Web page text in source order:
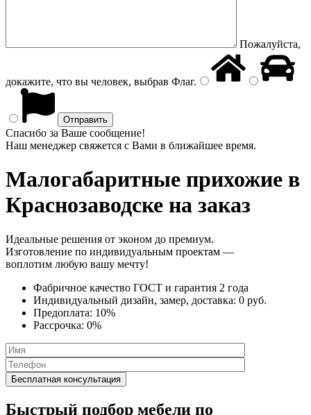
Пожалуйста,
докажите, что вы человек, выбрав Флаг.
Спасибо за Ваше сообщение!
Наш менеджер свяжется с Вами в ближайшее время.
Малогабаритные прихожие в
Краснозаводске на заказ
Идеальные решения от эконом до премиум.
Изготовление по индивидуальным проектам —
воплотим любую вашу мечту!
Фабричное качество ГОСТ и гарантия 2 года
Индивидуальный дизайн, замер, доставка: 0 руб.
Предоплата: 10%
Рассрочка: 0%
Быстрый подбор мебели по